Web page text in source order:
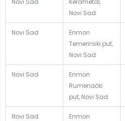
Novi Sad
Novi Sad
Enmon
Temerinski put,
Novi Sad
Novi Sad
Enmon
Rumenački
put, Novi Sad
Novi Sad
Enmon